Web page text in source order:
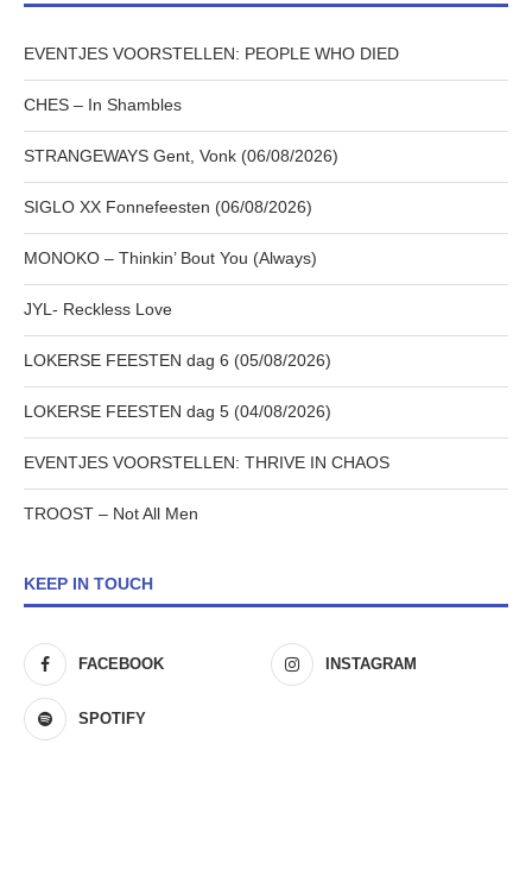
EVENTJES VOORSTELLEN: PEOPLE WHO DIED
CHES – In Shambles
STRANGEWAYS Gent, Vonk (06/08/2026)
SIGLO XX Fonnefeesten (06/08/2026)
MONOKO – Thinkin’ Bout You (Always)
JYL- Reckless Love
LOKERSE FEESTEN dag 6 (05/08/2026)
LOKERSE FEESTEN dag 5 (04/08/2026)
EVENTJES VOORSTELLEN: THRIVE IN CHAOS
TROOST – Not All Men
KEEP IN TOUCH
FACEBOOK INSTAGRAM
SPOTIFY